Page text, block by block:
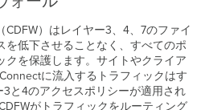
）はレイヤー3、4、7のファイ
を低下させることなく、すべてのポ
クを保護します。サイトやクライア
に流入するトラフィックはす
と4のアクセスポリシーが適用され
がトラフィックをルーティング